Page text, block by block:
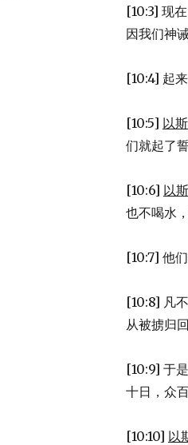
[10:3] 现
因我们神
[10:4] 起
[10:5] 以
们就起了誓
[10:6] 以
也不喝水
[10:7] 他
[10:8] 凡
从被掳归
[10:9] 于是
十日，众
[10:10] 以